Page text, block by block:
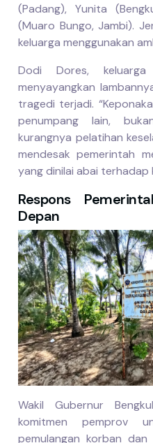
(Padang), Yunita
(Muaro Bungo, Jambi).
keluarga menggunakan
Dodi Dores,
menyayangkan
tragedi terjadi.
penumpang lain,
kurangnya pelatihan
mendesak pemerintah
yang dinilai abai terhadap
Respons
Depan
Wakil Gubernur
komitmen pemprov
pemulangan korban